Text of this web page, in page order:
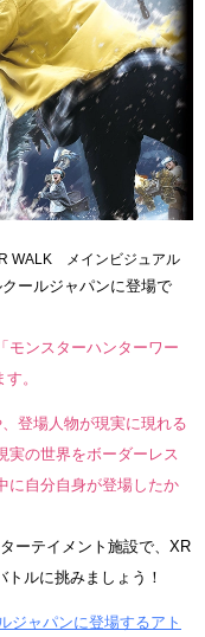
WALK メインビジュアル
ールジャパンに登場で
モンスターハンターワー
。
登場人物が現実に現れる
実の世界をボーダーレス
に自分自身が登場したか
ーテイメント施設で、XR
ルに挑みましょう！
ジャパンに登場するアト